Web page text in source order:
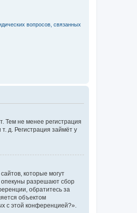
вопросов, связанных
Тем не менее регистрация
д. Регистрация займёт у
которые могут
опекуны разрешают сбор
обратитесь за
объектом
с этой конференцией?».